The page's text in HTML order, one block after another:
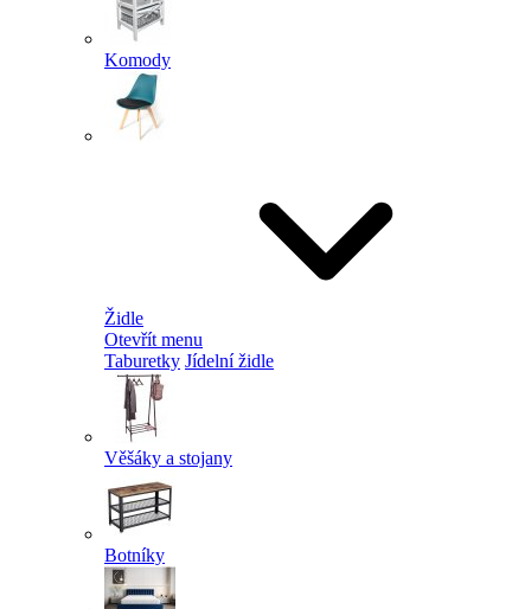
Komody
Židle
Otevřít menu
Taburetky Jídelní židle
Věšáky a stojany
Botníky